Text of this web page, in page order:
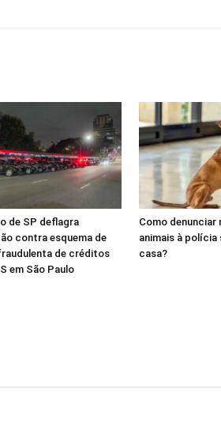
de SP deflagra
contra esquema de
de créditos
em São Paulo
Como
animais à polícia
casa?